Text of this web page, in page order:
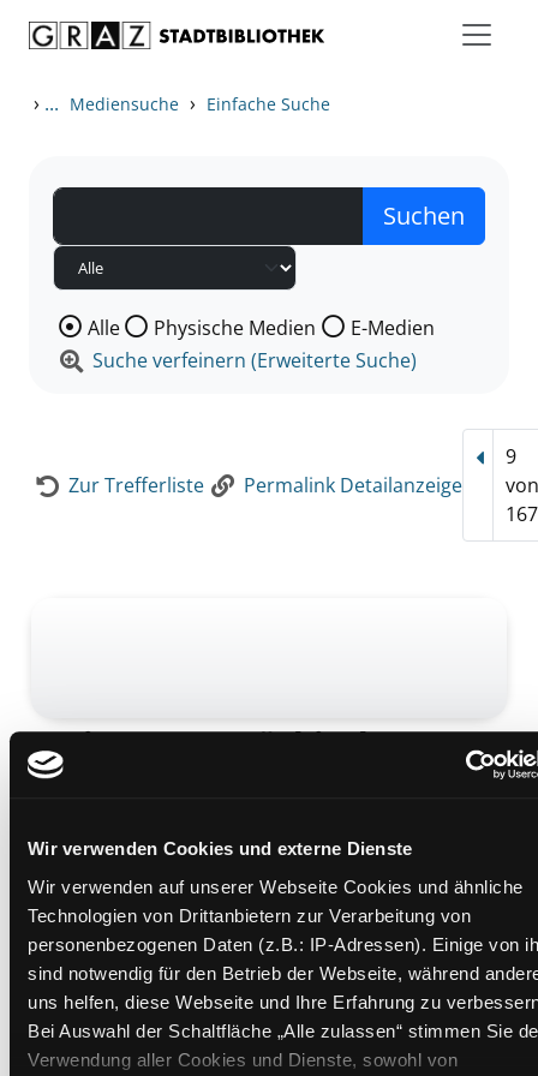
Wir verwenden Cookies und externe Dienste
Wir verwenden auf unserer Webseite Cookies und ähnliche
Technologien von Drittanbietern zur Verarbeitung von
personenbezogenen Daten (z.B.: IP-Adressen). Einige von
sind notwendig für den Betrieb der Webseite, während
uns helfen, diese Webseite und Ihre Erfahrung zu
Bei Auswahl der Schaltfläche „Alle zulassen“ stimmen Sie
Verwendung aller Cookies und Dienste, sowohl von
› ... Mediensuche › Einfache Suche
Wählen Sie die Medienart nach der Sie suchen wollen.
Alle Physische Medien
E-Medien
Suche verfeinern (Erweiterte Suche)
Zur Trefferliste Permalink Detailanzeige
9
von
167
Mein erstes Türkisch
Bildwörterbuch
Übergeordnetes Werk: Interkulturelle Bibliothek III
Beschreibung ein-/ausblenden
Mehr Informationen ein-/ausblenden
Medium auf die Postliste setzen